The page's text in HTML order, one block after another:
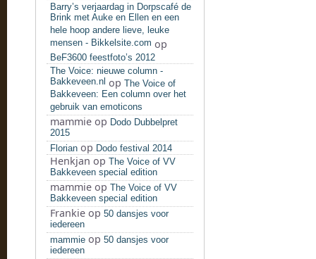
Barry’s verjaardag in Dorpscafé de
Brink met Auke en Ellen en een
hele hoop andere lieve, leuke
mensen - Bikkelsite.com op
BeF3600 feestfoto’s 2012
The Voice: nieuwe column -
Bakkeveen.nl op The Voice of
Bakkeveen: Een column over het
gebruik van emoticons
mammie op Dodo Dubbelpret
2015
Florian op Dodo festival 2014
Henkjan op The Voice of VV
Bakkeveen special edition
mammie op The Voice of VV
Bakkeveen special edition
Frankie op 50 dansjes voor
iedereen
mammie op 50 dansjes voor
iedereen